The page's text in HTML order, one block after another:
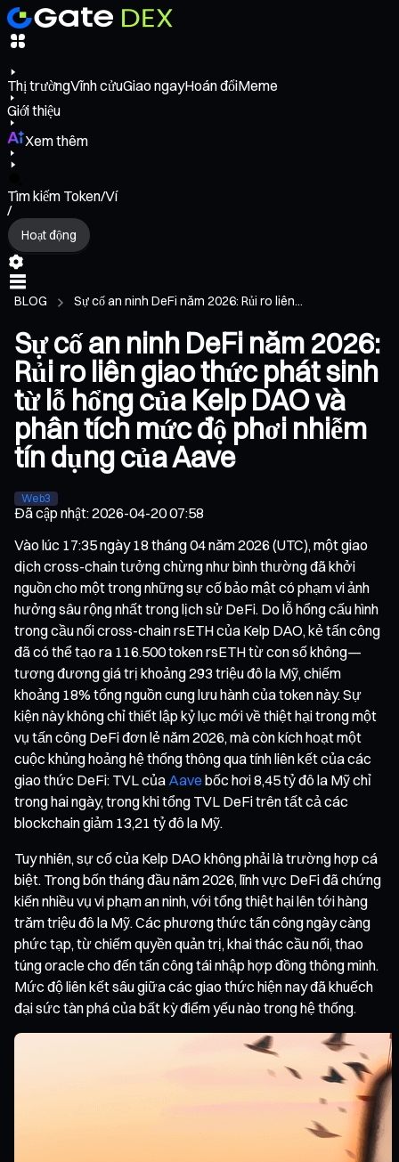
Thị trườngVĩnh cửuGiao ngayHoán đổiMeme
Giới thiệu
Xem thêm
Tìm kiếm Token/Ví
/
Hoạt động
BLOG Sự cố an ninh DeFi năm 2026: Rủi ro liên...
Sự cố an ninh DeFi năm 2026:
Rủi ro liên giao thức phát sinh
từ lỗ hổng của Kelp DAO và
phân tích mức độ phơi nhiễm
tín dụng của Aave
Web3
Đã cập nhật:2026-04-20 07:58
Vào lúc 17:35 ngày 18 tháng 04 năm 2026 (UTC), một giao
dịch cross-chain tưởng chừng như bình thường đã khởi
nguồn cho một trong những sự cố bảo mật có phạm vi ảnh
hưởng sâu rộng nhất trong lịch sử DeFi. Do lỗ hổng cấu hình
trong cầu nối cross-chain rsETH của Kelp DAO, kẻ tấn công
đã có thể tạo ra 116.500 token rsETH từ con số không—
tương đương giá trị khoảng 293 triệu đô la Mỹ, chiếm
khoảng 18% tổng nguồn cung lưu hành của token này. Sự
kiện này không chỉ thiết lập kỷ lục mới về thiệt hại trong một
vụ tấn công DeFi đơn lẻ năm 2026, mà còn kích hoạt một
cuộc khủng hoảng hệ thống thông qua tính liên kết của các
giao thức DeFi: TVL của Aave bốc hơi 8,45 tỷ đô la Mỹ chỉ
trong hai ngày, trong khi tổng TVL DeFi trên tất cả các
blockchain giảm 13,21 tỷ đô la Mỹ.
Tuy nhiên, sự cố của Kelp DAO không phải là trường hợp cá
biệt. Trong bốn tháng đầu năm 2026, lĩnh vực DeFi đã chứng
kiến nhiều vụ vi phạm an ninh, với tổng thiệt hại lên tới hàng
trăm triệu đô la Mỹ. Các phương thức tấn công ngày càng
phức tạp, từ chiếm quyền quản trị, khai thác cầu nối, thao
túng oracle cho đến tấn công tái nhập hợp đồng thông minh.
Mức độ liên kết sâu giữa các giao thức hiện nay đã khuếch
đại sức tàn phá của bất kỳ điểm yếu nào trong hệ thống.